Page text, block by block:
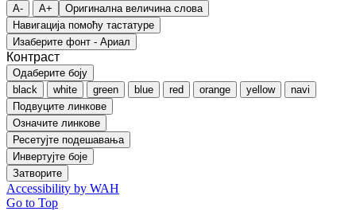
A- A+
Оригинална величина слова
Навигација помоћу тастатуре
Изаберите фонт - Ариал
Контраст
Одаберите боју
black
white green blue red orange yellow
navi
Подвуците линкове
Означите линкове
Ресетујте подешавања
Инвертујте боје
Затворите
Accessibility by WAH
Go to Top